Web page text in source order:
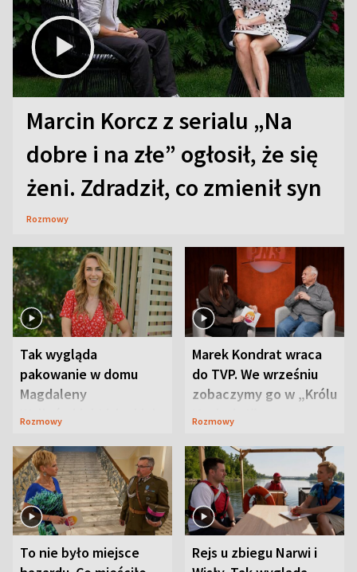
Marcin Korcz z serialu „Na
dobre i na złe” ogłosił, że się
żeni. Zdradził, co zmienił syn
Rozmowy
Tak wygląda
pakowanie w domu
Magdaleny
Waligórskiej-Lisieckiej.
Rozmowy
Marek Kondrat wraca
do TVP. We wrześniu
zobaczymy go w „Królu
Maciusiu I”
Rozmowy
To nie było miejsce
Rejs u zbiegu Narwi i